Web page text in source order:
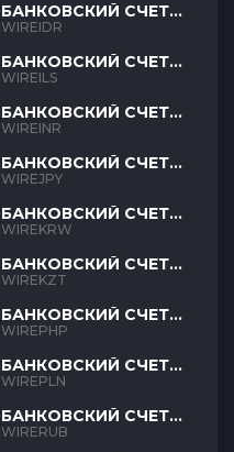
БАНКОВСКИЙ СЧЕТ
IDR
WIREIDR
БАНКОВСКИЙ СЧЕТ
ILS
WIREILS
БАНКОВСКИЙ СЧЕТ
INR
WIREINR
БАНКОВСКИЙ СЧЕТ
JPY
WIREJPY
БАНКОВСКИЙ СЧЕТ
KRW
WIREKRW
БАНКОВСКИЙ СЧЕТ
KZT
WIREKZT
БАНКОВСКИЙ СЧЕТ
PHP
WIREPHP
БАНКОВСКИЙ СЧЕТ
PLN
WIREPLN
БАНКОВСКИЙ СЧЕТ
RUB
WIRERUB